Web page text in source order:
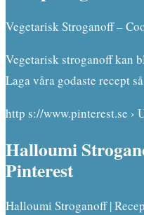
Vegetarisk Stroganoff –
Vegetarisk stroganoff kan
Laga våra godaste recept
http s://www.pinterest.se ›
Halloumi
Pinterest
Halloumi Stroganoff |